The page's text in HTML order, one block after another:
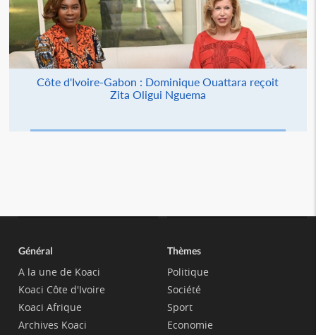
Côte d'Ivoire-Gabon : Dominique Ouattara reçoit
Zita Oligui Nguema
Général
A la une de Koaci
Koaci Côte d'Ivoire
Koaci Afrique
Archives Koaci
Thèmes
Politique
Société
Sport
Economie